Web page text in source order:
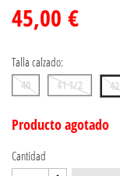
45,00 €
Talla calzado:
40 41 1/2 42
Producto agotado
Cantidad